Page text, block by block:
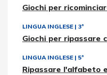
Giochi per
LINGUA INGLESE | 3ª
Giochi per ripassare
LINGUA INGLESE | 5ª
Ripassare l'alfabeto